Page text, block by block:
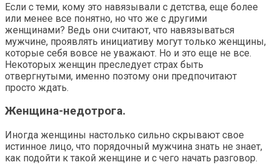
Если с теми, кому это навязывали с детства, еще более
или менее все понятно, но что же с другими
женщинами? Ведь они считают, что навязываться
мужчине, проявлять инициативу могут только женщины,
которые себя вовсе не уважают. Но и это еще не все.
Некоторых женщин преследует страх быть
отвергнутыми, именно поэтому они предпочитают
просто ждать.
Женщина-недотрога.
Иногда женщины настолько сильно скрывают свое
истинное лицо, что порядочный мужчина знать не знает,
как подойти к такой женщине и с чего начать разговор.